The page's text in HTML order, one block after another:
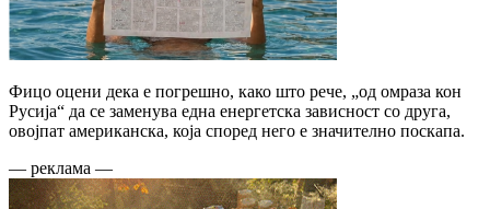
Фицо оцени дека е погрешно, како што рече, „од омраза кон
Русија“ да се заменува една енергетска зависност со друга,
овојпат американска, која според него е значително поскапа.
— реклама —